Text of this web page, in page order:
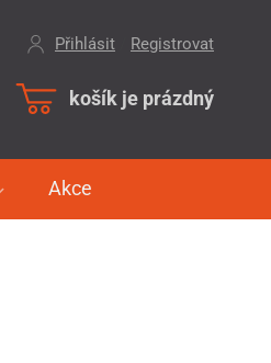
košík je prázdný
Akce
Přihlásit Registrovat